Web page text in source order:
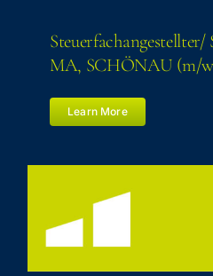
MA, SCHÖN­AU (m/​
Learn More